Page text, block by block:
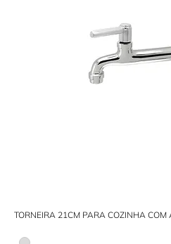
TORNEIRA 21CM PARA COZINHA COM